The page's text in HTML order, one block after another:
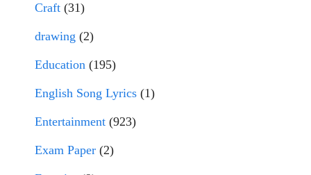
Craft (31)
drawing (2)
Education (195)
English Song Lyrics (1)
Entertainment (923)
Exam Paper (2)